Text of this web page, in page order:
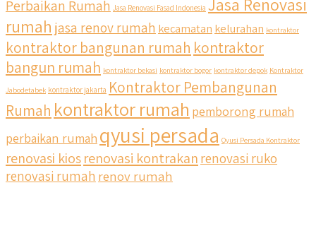
qyusipersada
@qyusipersada 3 years ago
Siapa yang udah masuk List untuk Bangun dan Renovasi
rumah Di @qyusipersada dengan sistem Cicilan ?? 🤗
Untuk informasi lebih lanjut terkait program cicilan ini temen
temen bisa langsung klik link di bio yaa
#jasabangunrumahjakarta #jasarenovasirumahjakarta
#kontraktorjakarta #kontraktorbangunan
#kontraktorbangunanrumah #kontraktorbangunanjakarta
Perbaikan Rumah Jasa Renovasi Fasad Indonesia Jasa Renovasi
rumah jasa renov rumah kecamatan kelurahan kontraktor
kontraktor bangunan rumah kontraktor
bangun rumah kontraktor bekasi kontraktor bogor kontraktor depok Kontraktor
Jabodetabek kontraktor jakarta Kontraktor Pembangunan
Rumah kontraktor rumah pemborong rumah
perbaikan rumah qyusi persada Qyusi Persada Kontraktor
renovasi kiosrenovasi kontrakanrenovasi ruko
renovasi rumah renov rumah